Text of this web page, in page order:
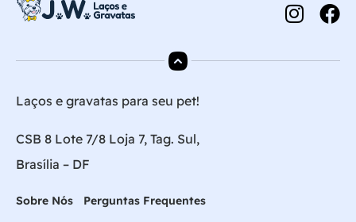
Laços e gravatas para seu pet!
CSB 8 Lote 7/8 Loja 7, Tag. Sul,
Brasília – DF
Sobre Nós Perguntas Frequentes